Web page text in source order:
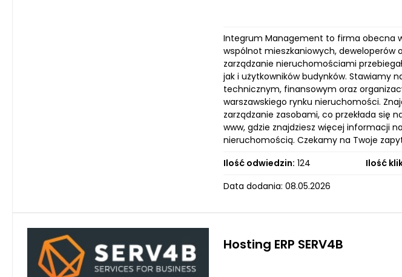
Integrum Management to firma obecna
wspólnot mieszkaniowych, deweloperów
zarządzanie nieruchomościami
jak i użytkowników budynków. Stawiamy
technicznym, finansowym oraz
warszawskiego rynku nieruchomości.
zarządzanie zasobami, co przekłada
www, gdzie znajdziesz więcej informacji
nieruchomością. Czekamy na Twoje
Ilość odwiedzin: 124 Ilość
Data dodania: 08.05.2026
Hosting ERP SERV4B